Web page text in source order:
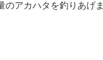
のアカハタを釣りあげま